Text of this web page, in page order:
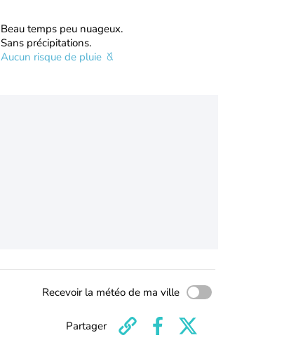
Beau temps peu nuageux.
Sans précipitations.
Aucun risque de pluie
Recevoir la météo de ma ville
Partager